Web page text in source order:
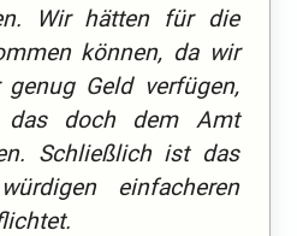
Wir hätten für die
können, da wir
Geld verfügen,
das doch dem Amt
Schließlich ist das
einfacheren